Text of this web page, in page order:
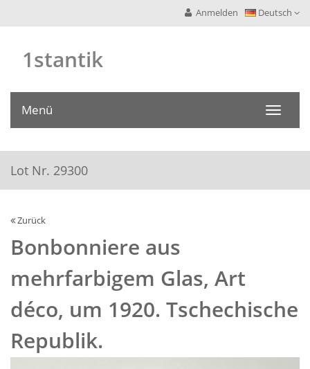
Deutsch
Anmelden
1stantik
Toggle
Menü
Lot Nr. 29300
Zurück
Bonbonniere aus
mehrfarbigem Glas, Art
déco, um 1920. Tschechische
Republik.